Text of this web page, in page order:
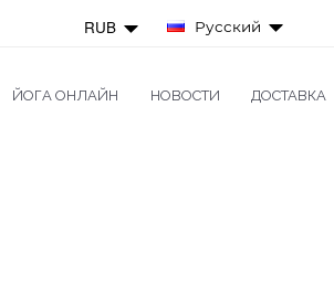
RUB Русский
ЙОГА ОНЛАЙН НОВОСТИ ДОСТАВКА